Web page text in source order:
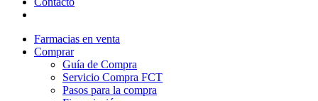
Farmacias en venta
Comprar
Guía de Compra
Servicio Compra FCT
Pasos para la compra